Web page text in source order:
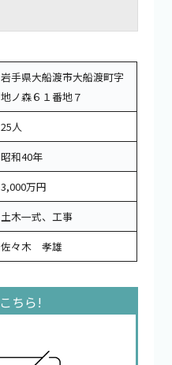
岩手県大船渡市大船渡町字
地ノ森６１番地７
25人
昭和40年
3,000万円
土木一式、工事
佐々木 孝雄